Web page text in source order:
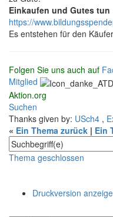
Einkaufen und Gutes tun
https://
Es entstehen für den
Folgen Sie uns auch auf
Mitglied
Aktion.org
Suchen
Thanks given by: USch4 ,
« Ein Thema zurück | Ein
Thema geschlossen
Druckversion